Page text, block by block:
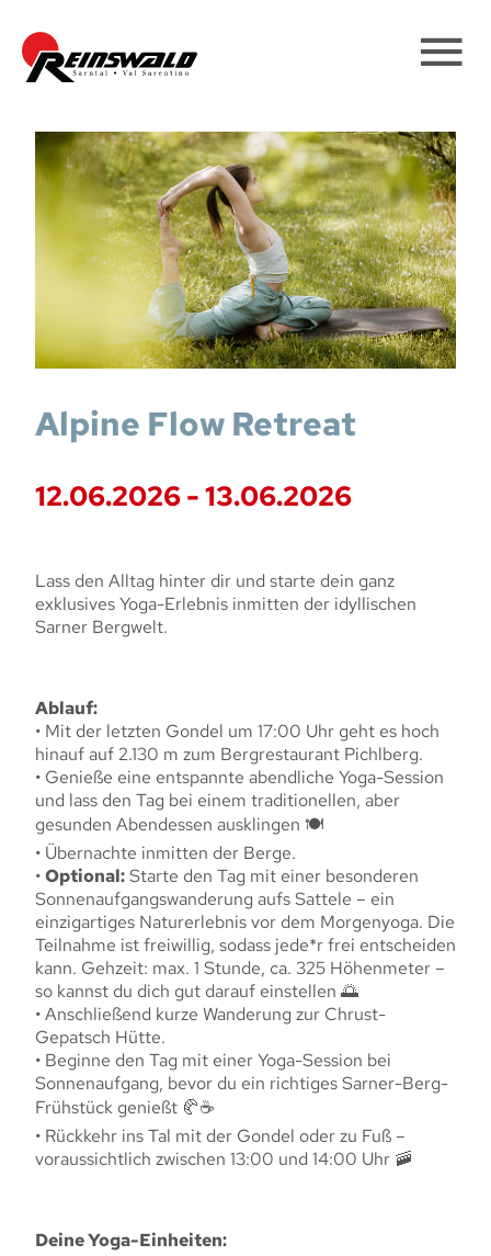
Alpine Flow Retreat
12.06.2026 - 13.06.2026
Lass den Alltag hinter dir und starte dein ganz
exklusives Yoga-Erlebnis inmitten der idyllischen
Sarner Bergwelt.
Ablauf:
• Mit der letzten Gondel um 17:00 Uhr geht es hoch
hinauf auf 2.130 m zum Bergrestaurant Pichlberg.
• Genieße eine entspannte abendliche Yoga-Session
und lass den Tag bei einem traditionellen, aber
gesunden Abendessen ausklingen 🍽️
• Übernachte inmitten der Berge.
•Optional:Starte den Tag mit einer besonderen
Sonnenaufgangswanderung aufs Sattele – ein
einzigartiges Naturerlebnis vor dem Morgenyoga. Die
Teilnahme ist freiwillig, sodass jede*r frei entscheiden
kann. Gehzeit: max. 1 Stunde, ca. 325 Höhenmeter –
so kannst du dich gut darauf einstellen 🌅
• Anschließend kurze Wanderung zur Chrust-
Gepatsch Hütte.
• Beginne den Tag mit einer Yoga-Session bei
Sonnenaufgang, bevor du ein richtiges Sarner-Berg-
Frühstück genießt 🥐☕
• Rückkehr ins Tal mit der Gondel oder zu Fuß –
voraussichtlich zwischen 13:00 und 14:00 Uhr 🚠
Deine Yoga-Einheiten: